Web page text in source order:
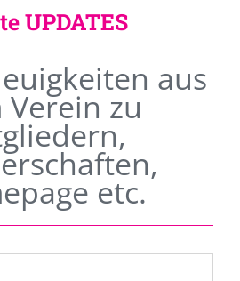
UPDATES
aus
Verein zu
etc.